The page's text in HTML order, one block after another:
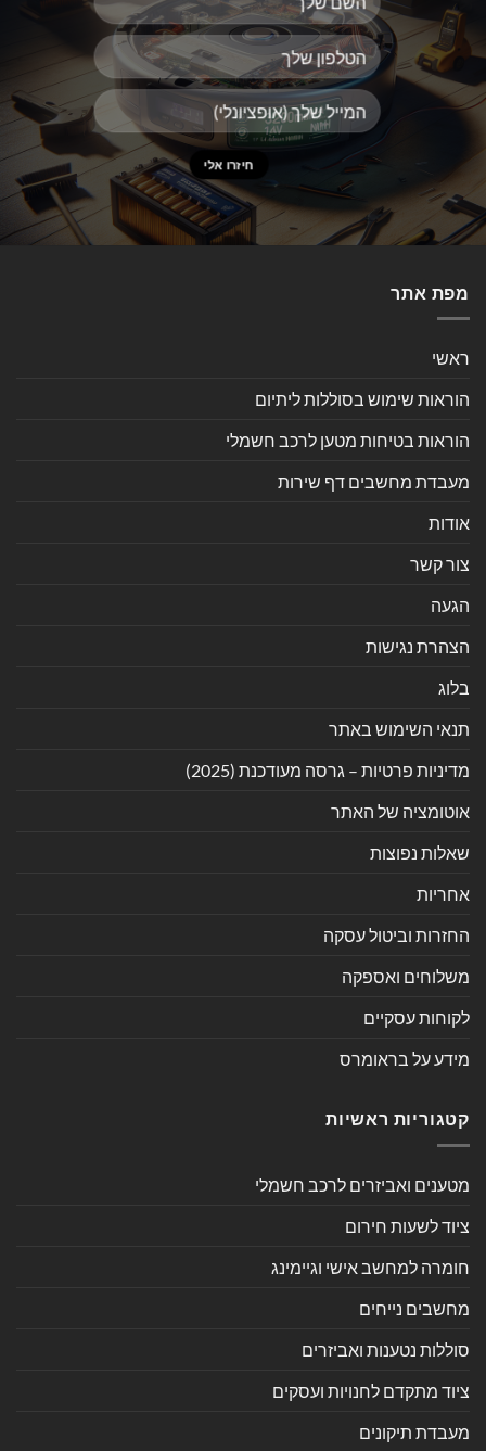
מפת אתר
ראשי
הוראות שימוש בסוללות ליתיום
הוראות בטיחות מטען לרכב חשמלי
מעבדת מחשבים דף שירות
אודות
צור קשר
הגעה
הצהרת נגישות
בלוג
תנאי השימוש באתר
מדיניות פרטיות – גרסה מעודכנת (2025)
אוטומציה של האתר
שאלות נפוצות
אחריות
החזרות וביטול עסקה
משלוחים ואספקה
לקוחות עסקיים
מידע על בראומרס
קטגוריות ראשיות
מטענים ואביזרים לרכב חשמלי
ציוד לשעות חירום
חומרה למחשב אישי וגיימינג
מחשבים נייחים
סוללות נטענות ואביזרים
ציוד מתקדם לחנויות ועסקים
מעבדת תיקונים